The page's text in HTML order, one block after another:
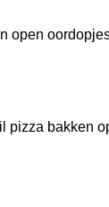
open
pizza bakken